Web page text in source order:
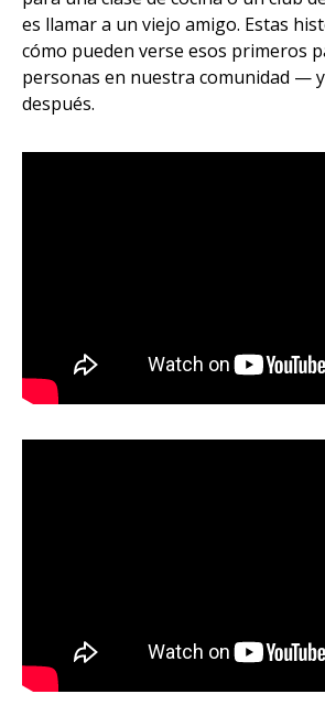
es llamar a un viejo amigo. Estas
cómo pueden verse esos primeros
personas en nuestra comunidad —
después.